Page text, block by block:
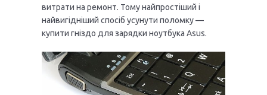
витрати на ремонт. Тому найпростіший і
найвигідніший спосіб усунути поломку —
купити гніздо для зарядки ноутбука Asus.